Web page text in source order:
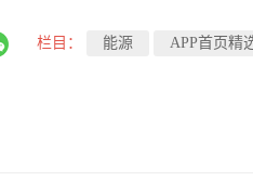
栏目： 能源 APP首页精